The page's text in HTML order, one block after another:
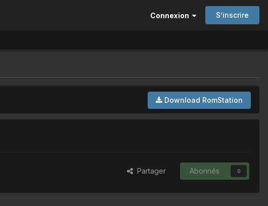
Connexion S’inscrire
Download RomStation
Partager Abonnés 0